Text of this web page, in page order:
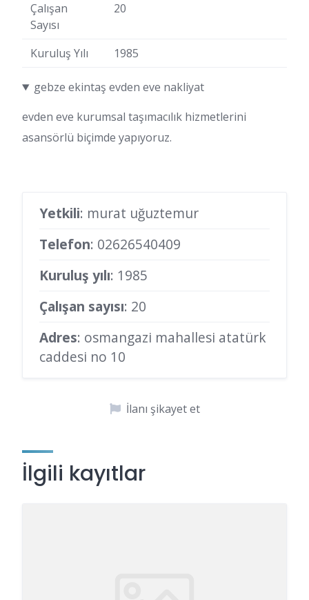
Çalışan
Sayısı
20
Kuruluş Yılı 1985
gebze ekintaş evden eve nakliyat
evden eve kurumsal taşımacılık hizmetlerini
asansörlü biçimde yapıyoruz.
Yetkili: murat uğuztemur
Telefon: 02626540409
Kuruluş yılı: 1985
Çalışan sayısı: 20
Adres: osmangazi mahallesi atatürk
caddesi no 10
İlanı şikayet et
İlgili kayıtlar